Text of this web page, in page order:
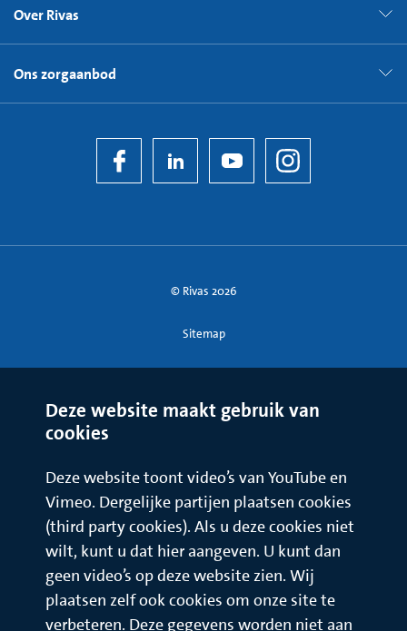
Over Rivas
Ons zorgaanbod
© Rivas 2026
Sitemap
Deze website maakt gebruik van
cookies
Deze website toont video’s van YouTube en
Vimeo. Dergelijke partijen plaatsen cookies
(third party cookies). Als u deze cookies niet
wilt, kunt u dat hier aangeven. U kunt dan
geen video’s op deze website zien. Wij
plaatsen zelf ook cookies om onze site te
verbeteren. Deze gegevens worden niet aan